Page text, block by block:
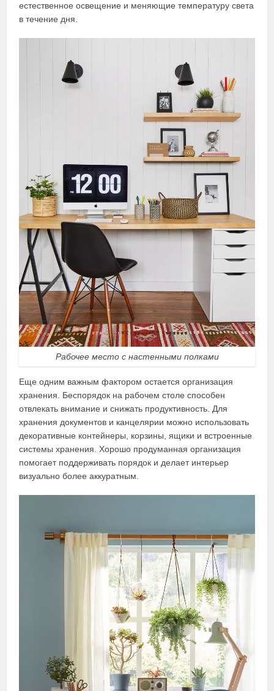
естественное освещение и меняющие температуру света
в течение дня.
Рабочее место с настенными полками
Еще одним важным фактором остается организация
хранения. Беспорядок на рабочем столе способен
отвлекать внимание и снижать продуктивность. Для
хранения документов и канцелярии можно использовать
декоративные контейнеры, корзины, ящики и встроенные
системы хранения. Хорошо продуманная организация
помогает поддерживать порядок и делает интерьер
визуально более аккуратным.